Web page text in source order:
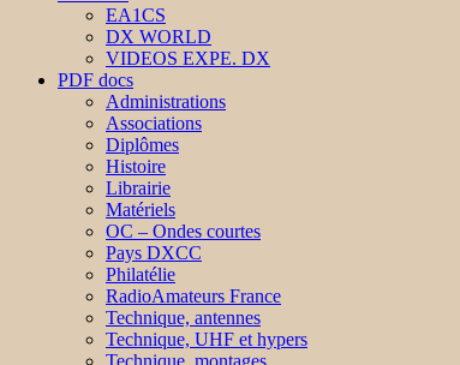
EA1CS
DX WORLD
VIDEOS EXPE. DX
PDF docs
Administrations
Associations
Diplômes
Histoire
Librairie
Matériels
OC – Ondes courtes
Pays DXCC
Philatélie
RadioAmateurs France
Technique, antennes
Technique, UHF et hypers
Technique, montages